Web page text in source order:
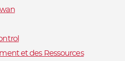
et des Ressources